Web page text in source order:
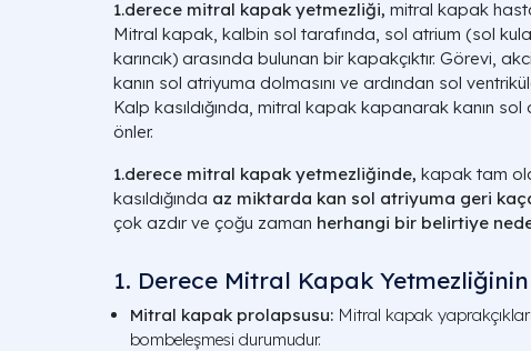
1.derece mitral kapak yetmezliği, mitral kapak
Mitral kapak, kalbin sol tarafında, sol atrium (sol
karıncık) arasında bulunan bir kapakçıktır. Görevi,
kanın sol atriyuma dolmasını ve ardından sol
Kalp kasıldığında, mitral kapak kapanarak kanın sol
önler.
1.derece mitral kapak yetmezliğinde, kapak tam
kasıldığında az miktarda kan sol atriyuma geri
çok azdır ve çoğu zaman herhangi bir belirtiye
1. Derece Mitral Kapak
Mitral kapak prolapsusu: Mitral kapak
bombeleşmesi durumudur.